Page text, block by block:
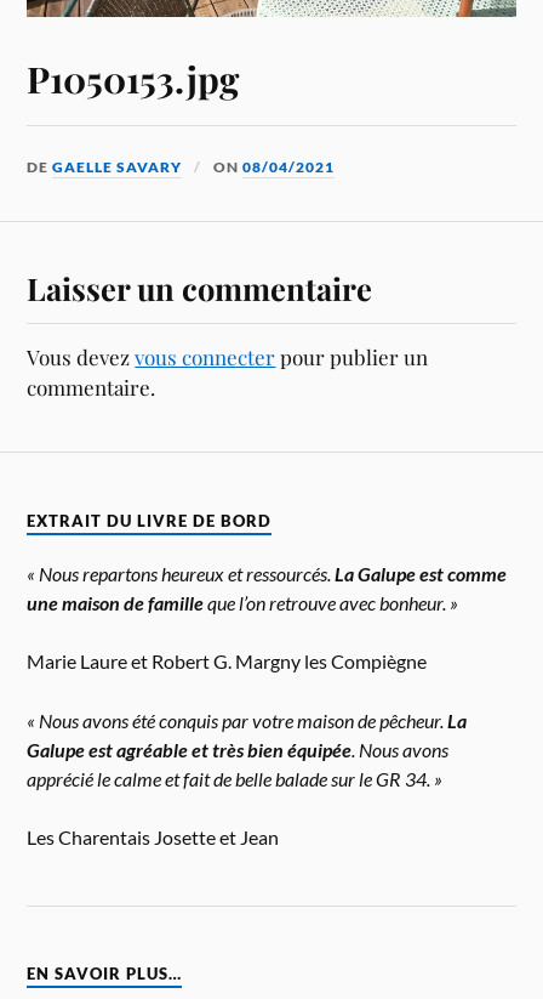
P1050153.jpg
DEGAELLE SAVARY ON08/04/2021
Laisser un commentaire
Vous devezvous connecterpour publier un
commentaire.
EXTRAIT DU LIVRE DE BORD
« Nous repartons heureux et ressourcés.La Galupe est comme
une maison de familleque l’on retrouve avec bonheur. »
Marie Laure et Robert G. Margny les Compiègne
« Nous avons été conquis par votre maison de pêcheur.La
Galupe est agréable et très bien équipée . Nous avons
apprécié le calme et fait de belle balade sur le GR 34. »
Les Charentais Josette et Jean
EN SAVOIR PLUS…